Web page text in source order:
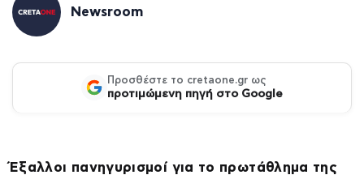
Newsroom
Προσθέστε το cretaone.gr ως
προτιμώμενη πηγή στο Google
Έξαλλοι πανηγυρισμοί για το πρωτάθλημα της